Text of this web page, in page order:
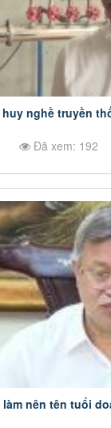
nghề truyền
Đã xem: 192
nên tên tuổi